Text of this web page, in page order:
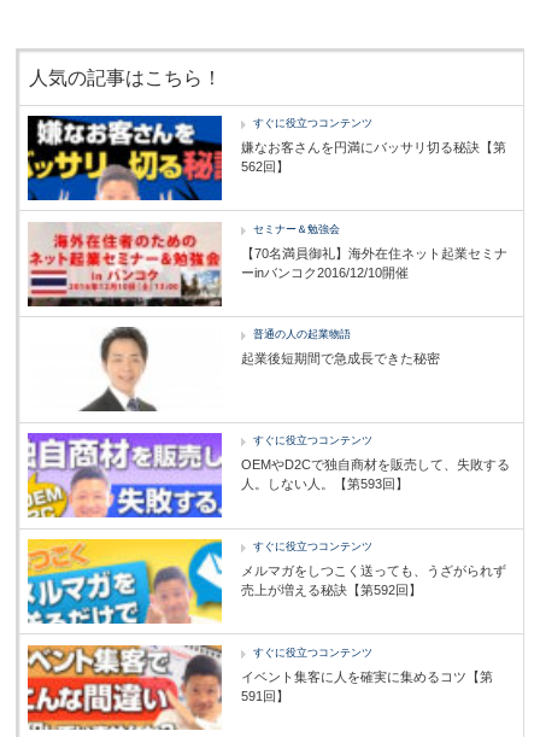
人気の記事はこちら！
すぐに役立つコンテンツ
嫌なお客さんを円満にバッサリ切る秘訣【第
562回】
セミナー＆勉強会
【70名満員御礼】海外在住ネット起業セミナ
ーinバンコク2016/12/10開催
普通の人の起業物語
起業後短期間で急成長できた秘密
すぐに役立つコンテンツ
OEMやD2Cで独自商材を販売して、失敗する
人。しない人。【第593回】
すぐに役立つコンテンツ
メルマガをしつこく送っても、うざがられず
売上が増える秘訣【第592回】
すぐに役立つコンテンツ
イベント集客に人を確実に集めるコツ【第
591回】